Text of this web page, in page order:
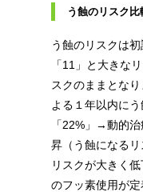
う蝕のリスク比
う蝕のリスクは
「11」と大きな
スクのままとな
よる１年以内に
「22%」→動的
昇（う蝕になる
リスクが大きく
のフッ素使用が